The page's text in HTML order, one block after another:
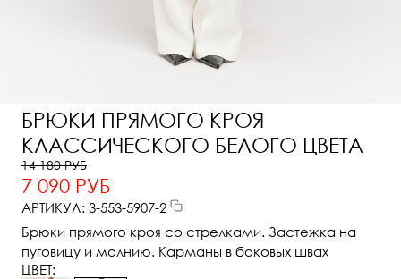
БРЮКИ ПРЯМОГО КРОЯ
КЛАССИЧЕСКОГО БЕЛОГО ЦВЕТА
14 180 РУБ
7 090 РУБ
АРТИКУЛ: 3-553-5907-2
Брюки прямого кроя со стрелками. Застежка на
пуговицу и молнию. Карманы в боковых швах
ЦВЕТ: